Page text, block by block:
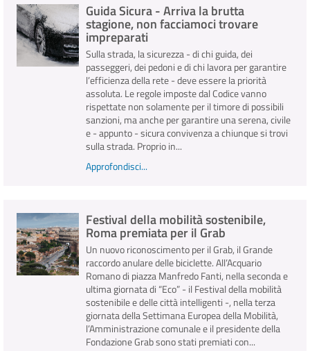
Guida Sicura - Arriva la brutta
stagione, non facciamoci trovare
impreparati
Sulla strada, la sicurezza - di chi guida, dei
passeggeri, dei pedoni e di chi lavora per garantire
l’efficienza della rete - deve essere la priorità
assoluta. Le regole imposte dal Codice vanno
rispettate non solamente per il timore di possibili
sanzioni, ma anche per garantire una serena, civile
e - appunto - sicura convivenza a chiunque si trovi
sulla strada. Proprio in...
Approfondisci...
Festival della mobilità sostenibile,
Roma premiata per il Grab
Un nuovo riconoscimento per il Grab, il Grande
raccordo anulare delle biciclette. All’Acquario
Romano di piazza Manfredo Fanti, nella seconda e
ultima giornata di “Eco” - il Festival della mobilità
sostenibile e delle città intelligenti -, nella terza
giornata della Settimana Europea della Mobilità,
l’Amministrazione comunale e il presidente della
Fondazione Grab sono stati premiati con...